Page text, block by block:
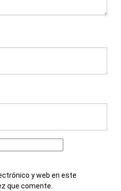
y web en este
que comente.